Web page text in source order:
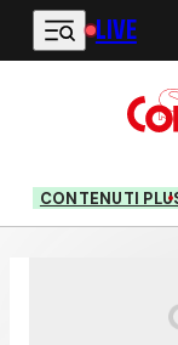
Vai al contenuto
LIVE
CONTENUTI